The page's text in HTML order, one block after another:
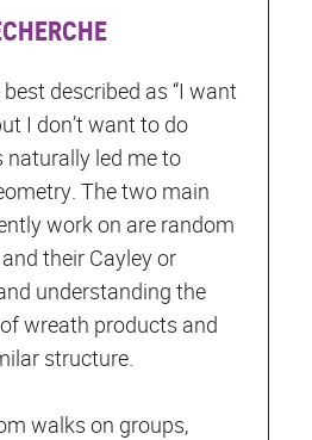
described as “I want
I don’t want to do
naturally led me to
The two main
work on are random
their Cayley or
understanding the
wreath products and
structure.
walks on groups,